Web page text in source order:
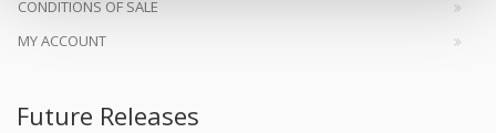
CONDITIONS OF SALE
MY ACCOUNT
Future Releases